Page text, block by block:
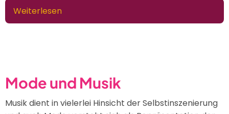
Weiterlesen
Popmusik
und
gesellschaftliche
Veränderungen
Mode und Musik
Musik dient in vielerlei Hinsicht der Selbstinszenierung